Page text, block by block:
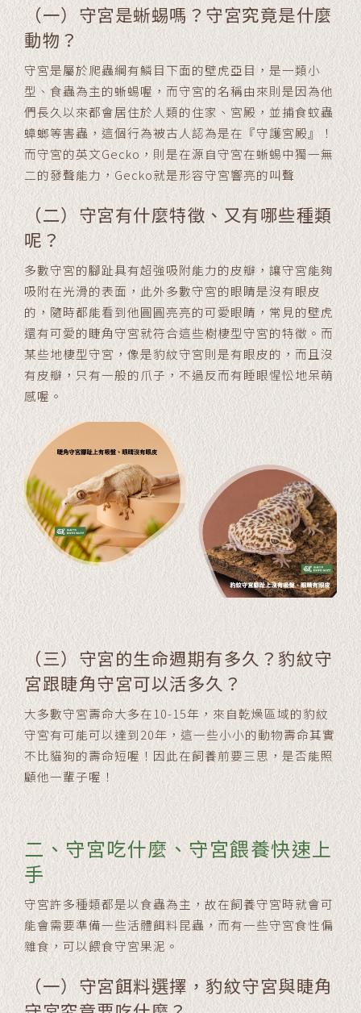
（一）守宮是蜥蜴嗎？守宮究竟是什麼
動物？
守宮是屬於爬蟲綱有鱗目下面的壁虎亞目，是一類小
型、食蟲為主的蜥蜴喔，而守宮的名稱由來則是因為他
們長久以來都會居住於人類的住家、宮殿，並捕食蚊蟲
蟑螂等害蟲，這個行為被古人認為是在『守護宮殿』！
而守宮的英文Gecko，則是在源自守宮在蜥蜴中獨一無
二的發聲能力，Gecko就是形容守宮響亮的叫聲
（二）守宮有什麼特徵、又有哪些種類
呢？
多數守宮的腳趾具有超強吸附能力的皮瓣，讓守宮能夠
吸附在光滑的表面，此外多數守宮的眼睛是沒有眼皮
的，隨時都能看到他圓圓亮亮的可愛眼睛，常見的壁虎
還有可愛的睫角守宮就符合這些樹棲型守宮的特徵。而
某些地棲型守宮，像是豹紋守宮則是有眼皮的，而且沒
有皮瓣，只有一般的爪子，不過反而有睡眼惺忪地呆萌
感喔。
（三）守宮的生命週期有多久？豹紋守
宮跟睫角守宮可以活多久？
大多數守宮壽命大多在10-15年，來自乾燥區域的豹紋
守宮有可能可以達到20年，這一些小小的動物壽命其實
不比貓狗的壽命短喔！因此在飼養前要三思，是否能照
顧他一輩子喔！
二、守宮吃什麼、守宮餵養快速上
手
守宮許多種類都是以食蟲為主，故在飼養守宮時就會可
能會需要準備一些活體餌料昆蟲，而有一些守宮食性偏
雜食，可以餵食守宮果泥。
（一）守宮餌料選擇，豹紋守宮與睫角